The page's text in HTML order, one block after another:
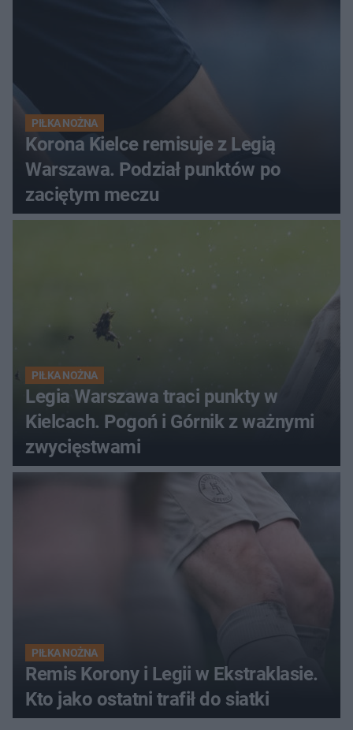
PIŁKA NOŻNA
Korona Kielce remisuje z Legią
Warszawa. Podział punktów po
zaciętym meczu
PIŁKA NOŻNA
Legia Warszawa traci punkty w
Kielcach. Pogoń i Górnik z ważnymi
zwycięstwami
PIŁKA NOŻNA
Remis Korony i Legii w Ekstraklasie.
Kto jako ostatni trafił do siatki